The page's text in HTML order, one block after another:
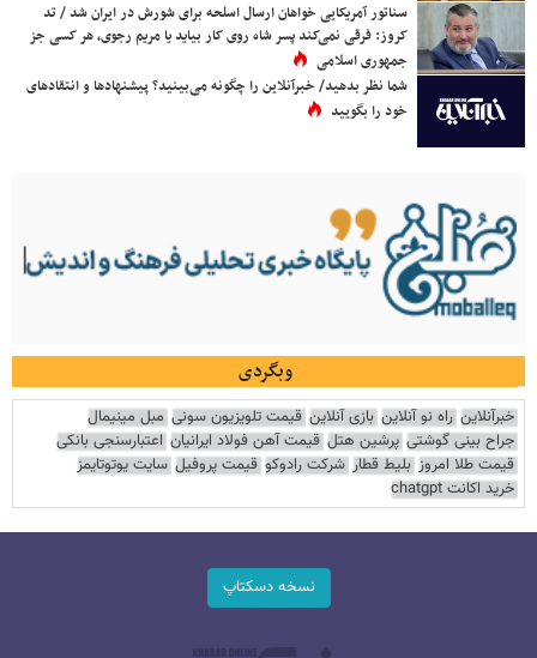
سناتور آمریکایی خواهان ارسال اسلحه برای شورش در ایران شد / تد
کروز: فرقی نمی‌کند پسر شاه روی کار بیاید یا مریم رجوی، هر کسی جز
جمهوری اسلامی
شما نظر بدهید/ خبرآنلاین را چگونه می‌بینید؟ پیشنهادها و انتقادهای
خود را بگویید
وبگردی
خبرآنلاین راه نو آنلاین بازی آنلاین قیمت تلویزیون سونی مبل مینیمال
جراح بینی گوشتی پرشین هتل قیمت آهن فولاد ایرانیان اعتبارسنجی بانکی
قیمت طلا امروز بلیط قطار شرکت رادوکو قیمت پروفیل سایت یوتوتایمز
خرید اکانت chatgpt
نسخه دسکتاپ